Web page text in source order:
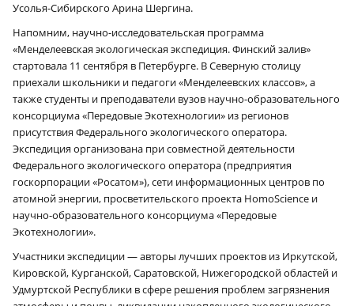
Усолья-Сибирского Арина Шергина.
Напомним, научно-исследовательская программа
«Менделеевская экологическая экспедиция. Финский залив»
стартовала 11 сентября в Петербурге. В Северную столицу
приехали школьники и педагоги «Менделеевских классов», а
также студенты и преподаватели вузов научно-образовательного
консорциума «Передовые Экотехнологии» из регионов
присутствия Федерального экологического оператора.
Экспедиция организована при совместной деятельности
Федерального экологического оператора (предприятия
госкорпорации «Росатом»), сети информационных центров по
атомной энергии, просветительского проекта HomoScience и
научно-образовательного консорциума «Передовые
Экотехнологии».
Участники экспедиции — авторы лучших проектов из Иркутской,
Кировской, Курганской, Саратовской, Нижегородской областей и
Удмуртской Республики в сфере решения проблем загрязнения